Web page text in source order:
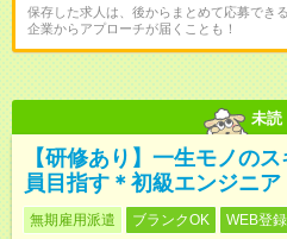
保存した求人は、後からまとめて応募できる
企業からアプローチが届くことも！
未読
【研修あり】一生モノの
員目指す＊初級エンジニア
無期雇用派遣 ブランクOK WEB登